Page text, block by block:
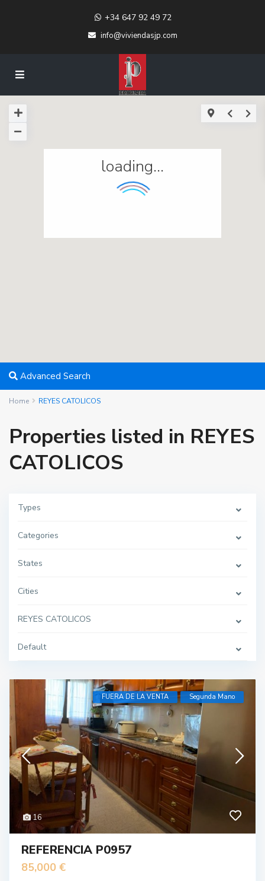
+34 647 92 49 72
info@viviendasjp.com
loading...
Advanced Search
Home REYES CATOLICOS
Properties listed in REYES
CATOLICOS
Types
Categories
States
Cities
REYES CATOLICOS
Default
16
FUERA DE LA VENTA Segunda Mano
REFERENCIA P0957
85,000 €